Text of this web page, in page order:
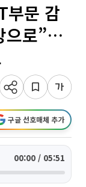
부문 감
으로”…
구글 선호매체 추가
00:00 / 05:51